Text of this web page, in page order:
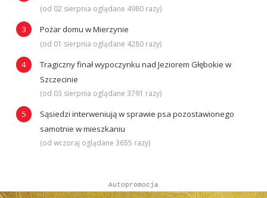
(od 02 sierpnia oglądane 4980 razy)
Pożar domu w Mierzynie
(od 01 sierpnia oglądane 4280 razy)
Tragiczny finał wypoczynku nad Jeziorem Głębokie w
Szczecinie
(od 03 sierpnia oglądane 3791 razy)
Sąsiedzi interweniują w sprawie psa pozostawionego
samotnie w mieszkaniu
(od wczoraj oglądane 3655 razy)
Autopromocja